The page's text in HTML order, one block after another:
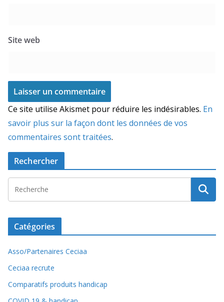
Site web
Ce site utilise Akismet pour réduire les indésirables. En
savoir plus sur la façon dont les données de vos
commentaires sont traitées.
Rechercher
Catégories
Asso/Partenaires Ceciaa
Ceciaa recrute
Comparatifs produits handicap